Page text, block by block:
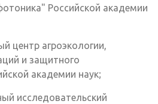
Российской академии
центр агроэкологии,
и защитного
академии наук;
исследовательский